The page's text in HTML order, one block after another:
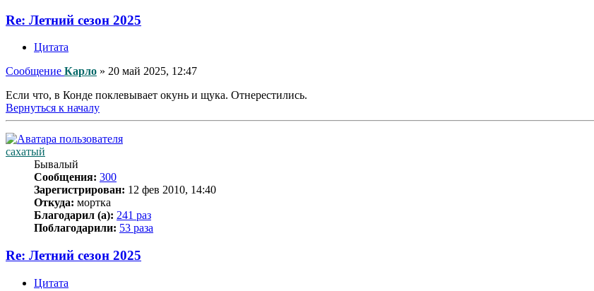
Re: Летний сезон 2025
Цитата
Сообщение Карло » 20 май 2025, 12:47
Если что, в Конде поклевывает окунь и щука. Отнерестились.
Вернуться к началу
сахатый
Бывалый
Сообщения: 300
Зарегистрирован: 12 фев 2010, 14:40
Откуда: мортка
Благодарил (а): 241 раз
Поблагодарили: 53 раза
Re: Летний сезон 2025
Цитата